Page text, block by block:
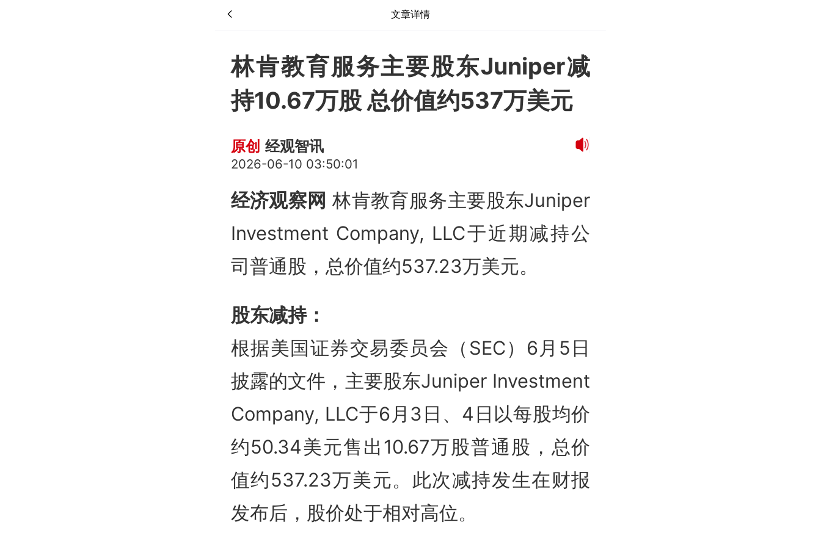
文章详情
林肯教育服务主要股东Juniper减
持10.67万股 总价值约537万美元
原创 经观智讯
2026-06-10 03:50:01
经济观察网 林肯教育服务主要股东Juniper
Investment Company, LLC于近期减持公
司普通股，总价值约537.23万美元。
股东减持：
根据美国证券交易委员会（SEC）6月5日
披露的文件，主要股东Juniper Investment
Company, LLC于6月3日、4日以每股均价
约50.34美元售出10.67万股普通股，总价
值约537.23万美元。此次减持发生在财报
发布后，股价处于相对高位。